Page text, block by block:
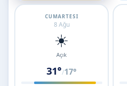
CUMARTESI
8 Ağu
☀️
Açık
31°/17°